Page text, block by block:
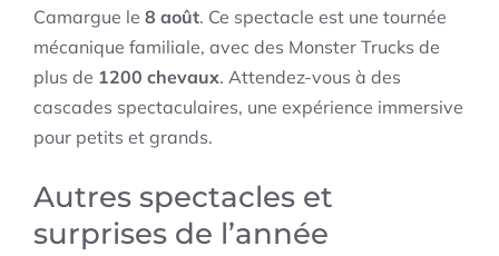
Camargue le 8 août. Ce spectacle est une tournée
mécanique familiale, avec des Monster Trucks de
plus de 1200 chevaux. Attendez-vous à des
cascades spectaculaires, une expérience immersive
pour petits et grands.
Autres spectacles et
surprises de l’année